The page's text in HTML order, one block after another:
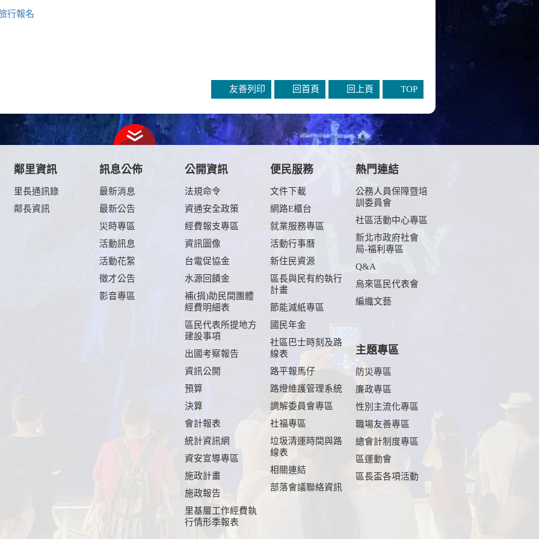
行報名
友善列印 回首頁 回上頁 TOP
鄰里資訊
里長通訊錄
鄰長資訊
訊息公佈
最新消息
最新公告
災時專區
活動訊息
活動花絮
徵才公告
影音專區
公開資訊
法規命令
資通安全政策
經費報支專區
資訊圖像
台電促協金
水源回饋金
補(捐)助民間團體
經費明細表
區民代表所提地方
建設事項
出國考察報告
資訊公開
預算
決算
會計報表
統計資訊網
資安宣導專區
施政計畫
施政報告
里基層工作經費執
行情形季報表
便民服務
文件下載
網路E櫃台
就業服務專區
活動行事曆
新住民資源
區長與民有約執行
計畫
節能減紙專區
國民年金
社區巴士時刻及路
線表
路平報馬仔
路燈維護管理系統
調解委員會專區
社福專區
垃圾清運時間與路
線表
相關連結
部落會議聯絡資訊
熱門連結
公務人員保障暨培
訓委員會
社區活動中心專區
新北市政府社會
局-福利專區
Q&A
烏來區民代表會
編織文藝
主題專區
防災專區
廉政專區
性別主流化專區
職場友善專區
總會計制度專區
區運動會
區長盃各項活動